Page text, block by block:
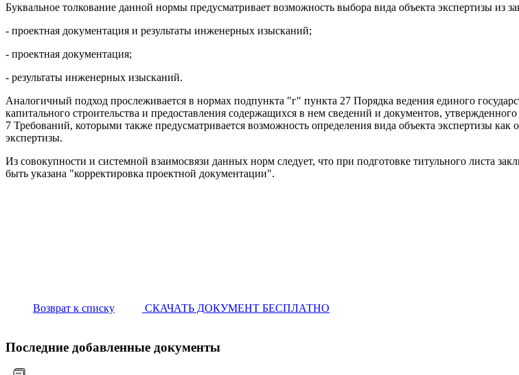
Буквальное толкование данной нормы предусматривает возможность выбора вида объекта экспертизы из
- проектная документация и результаты инженерных изысканий;
- проектная документация;
- результаты инженерных изысканий.
Аналогичный подход прослеживается в нормах подпункта "г" пункта 27 Порядка ведения единого
капитального строительства и предоставления содержащихся в нем сведений и документов,
7 Требований, которыми также предусматривается возможность определения вида объекта экспертизы
экспертизы.
Из совокупности и системной взаимосвязи данных норм следует, что при подготовке титульного листа
быть указана "корректировка проектной документации".
Возврат к списку СКАЧАТЬ ДОКУМЕНТ БЕСПЛАТНО
Последние добавленные документы